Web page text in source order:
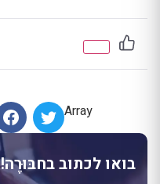
Array
בואו לכתוב בחבּוּרֶה!